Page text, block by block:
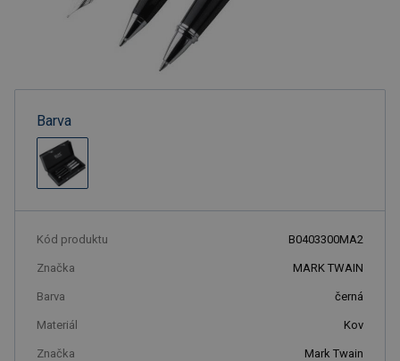
Barva
Kód produktu B0403300MA2
Značka MARK TWAIN
Barva černá
Materiál Kov
Značka Mark Twain